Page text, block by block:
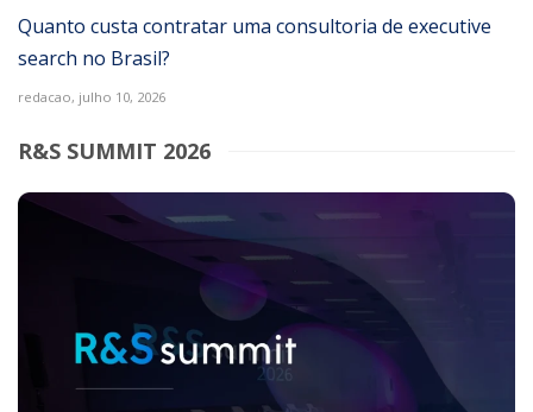
Quanto custa contratar uma consultoria de executive
search no Brasil?
redacao, julho 10, 2026
R&S SUMMIT 2026